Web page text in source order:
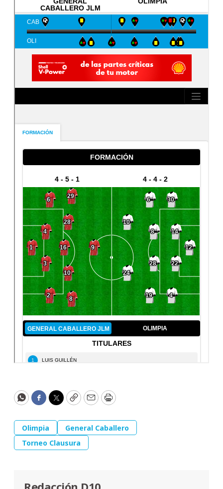
WhatsApp
Facebook
Twitter
CopyEmailPrint
Olimpia
General Caballero
Torneo Clausura